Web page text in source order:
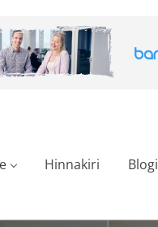
Hinnakiri Blogi